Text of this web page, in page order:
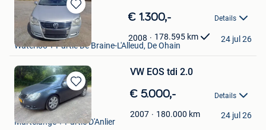
Bewaren
in
Mijn
Favorieten
€ 1.300,- Details
2008 178.595 km
Taline Cars
Waterloo + Partie De Braine-L'Alleud, De Ohain
24 jul 26
Bewaren
in
Mijn
Favorieten
VW EOS tdi 2.0
€ 5.000,- Details
2007 180.000 km
Rudy
Martelange + Partie D'Anlier
24 jul 26